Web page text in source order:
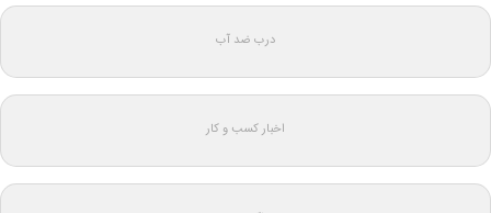
درب ضد آب
اخبار کسب و کار